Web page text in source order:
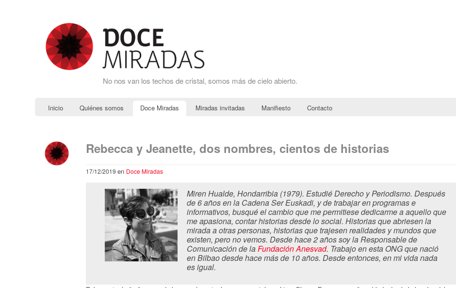
No nos van los techos de cristal, somos más de cielo abierto.
Inicio Quiénes somos Doce Miradas Miradas invitadas Manifiesto Contacto
Rebecca y Jeanette, dos nombres, cientos de historias
17/12/2019 en Doce Miradas
Miren Hualde, Hondarribia (1979). Estudié Derecho y Periodismo. Después
de 6 años en la Cadena Ser Euskadi, y de trabajar en programas e
informativos, busqué el cambio que me permitiese dedicarme a aquello que
me apasiona, contar historias desde lo social. Historias que abriesen la
mirada a otras personas, historias que trajesen realidades y mundos que
existen, pero no vemos. Desde hace 2 años soy la Responsable de
Comunicación de laFundación Anesvad. Trabajo en esta ONG que nació
en Bilbao desde hace más de 10 años. Desde entonces, en mi vida nada
es igual.